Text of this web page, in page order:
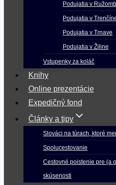
Podujatia v
Podujatia v
Podujatia v Trnave
Podujatia v Žiline
Vstupenky za koláč
Knihy
Online prezentácie
Expedičný fond
Články a tipy
Slováci na túrach, ktoré
Spolucestovanie
Cestovné poistenie pre (a
skúsenosti